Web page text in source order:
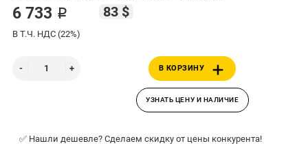
6 733 ₽ 83 $
В Т.Ч. НДС (22%)
В КОРЗИНУ
УЗНАТЬ ЦЕНУ И НАЛИЧИЕ
✅ Нашли дешевле? Сделаем скидку от цены конкурента!